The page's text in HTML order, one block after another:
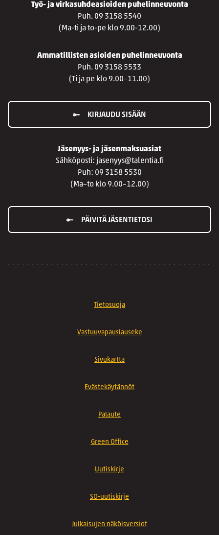
Työ- ja virkasuhdeasioiden puhelinneuvonta
Puh. 09 3158 5540
(Ma-ti ja to-pe klo 9.00-12.00)
Ammatillisten asioiden puhelinneuvonta
Puh. 09 3158 5533
(Ti ja pe klo 9.00–11.00)
KIRJAUDU SISÄÄN
Jäsenyys- ja jäsenmaksuasiat
Sähköposti: jasenyys@talentia.fi
Puh: 09 3158 5530
(Ma–to klo 9.00–12.00)
PÄIVITÄ JÄSENTIETOSI
Tietosuoja
Vastuuvapauslauseke
Sivukartta
Evästekäytännöt
Palaute
Green Office
Uutiskirje
SO-uutiskirje
Julkaisujen näköisversiot